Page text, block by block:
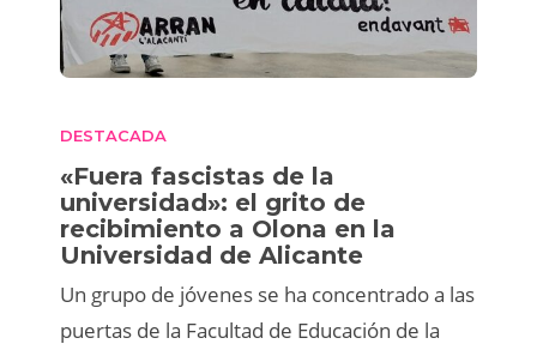
DESTACADA
«Fuera fascistas de la
universidad»: el grito de
recibimiento a Olona en la
Universidad de Alicante
Un grupo de jóvenes se ha concentrado a las
puertas de la Facultad de Educación de la